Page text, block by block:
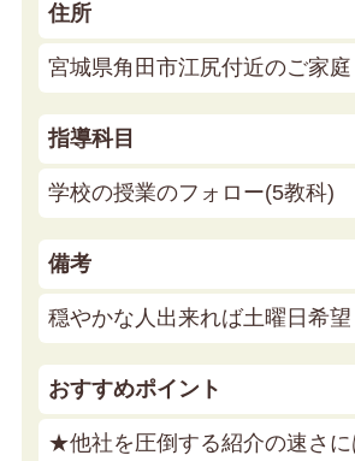
住所
宮城県角田市江尻付近のご家庭
指導科目
学校の授業のフォロー(5教科)
備考
穏やかな人 出来れば土曜日希望
おすすめポイント
★他社を圧倒する紹介の速さ